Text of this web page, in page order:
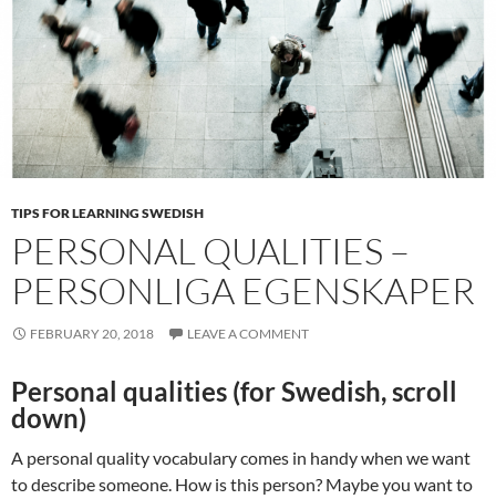
TIPS FOR LEARNING SWEDISH
PERSONAL QUALITIES –
PERSONLIGA EGENSKAPER
FEBRUARY 20, 2018 LEAVE A COMMENT
Personal qualities (for Swedish, scroll
down)
A personal quality vocabulary comes in handy when we want
to describe someone. How is this person? Maybe you want to